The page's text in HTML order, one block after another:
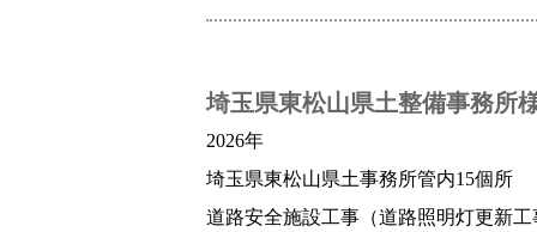
埼玉県東松山県土整備事務所
2026年
埼玉県東松山県土事務所管内15個所
道路安全施設工事（道路照明灯更新工